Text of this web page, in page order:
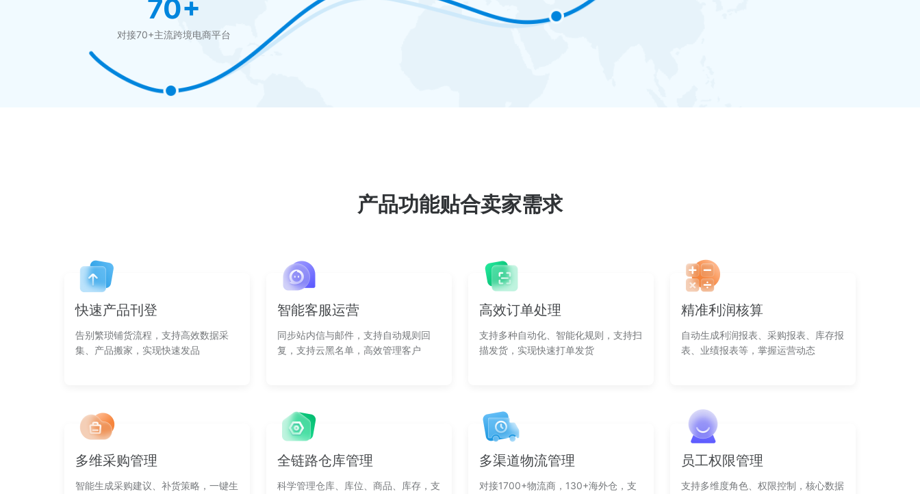
70+
对接70+主流跨境电商平台
产品功能贴合卖家需求
快速产品刊登
告别繁琐铺货流程，支持高效数据采
集、产品搬家，实现快速发品
智能客服运营
同步站内信与邮件，支持自动规则回
复，支持云黑名单，高效管理客户
高效订单处理
支持多种自动化、智能化规则，支持扫
描发货，实现快速打单发货
精准利润核算
自动生成利润报表、采购报表、库存报
表、业绩报表等，掌握运营动态
多维采购管理
智能生成采购建议、补货策略，一键生
全链路仓库管理
科学管理仓库、库位、商品、库存，支
多渠道物流管理
对接1700+物流商，130+海外仓，支
员工权限管理
支持多维度角色、权限控制，核心数据